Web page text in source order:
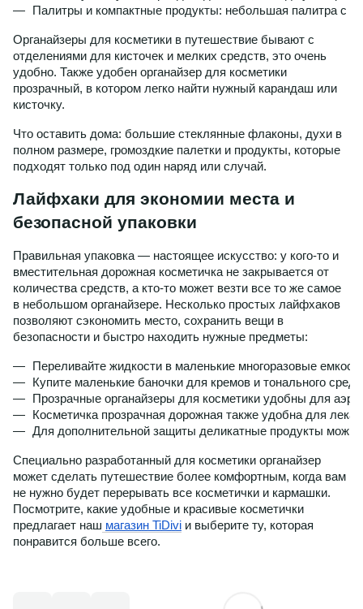
Палитры и компактные продукты: небольшая палитра с
Органайзеры для косметики в путешествие бывают с
отделениями для кисточек и мелких средств, это очень
удобно. Также удобен органайзер для косметики
прозрачный, в котором легко найти нужный карандаш или
кисточку.
Что оставить дома: большие стеклянные флаконы, духи в
полном размере, громоздкие палетки и продукты, которые
подходят только под один наряд или случай.
Лайфхаки для экономии места и
безопасной упаковки
Правильная упаковка — настоящее искусство: у кого-то и
вместительная дорожная косметичка не закрывается от
количества средств, а кто-то может везти все то же самое
в небольшом органайзере. Несколько простых лайфхаков
позволяют сэкономить место, сохранить вещи в
безопасности и быстро находить нужные предметы:
Переливайте жидкости в маленькие многоразовые
Купите маленькие баночки для кремов и тонального
Прозрачные органайзеры для косметики удобны для
Косметичка прозрачная дорожная также удобна для
Для дополнительной защиты деликатные продукты
Специально разработанный для косметики органайзер
может сделать путешествие более комфортным, когда вам
не нужно будет перерывать все косметички и кармашки.
Посмотрите, какие удобные и красивые косметички
предлагает наш магазин TiDivi и выберите ту, которая
понравится больше всего.